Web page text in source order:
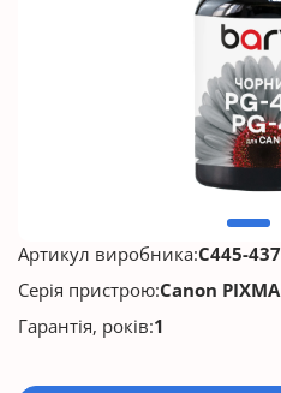
Артикул виробника:C445-437
Серія пристрою:Canon PIXMA
Гарантія, років:1